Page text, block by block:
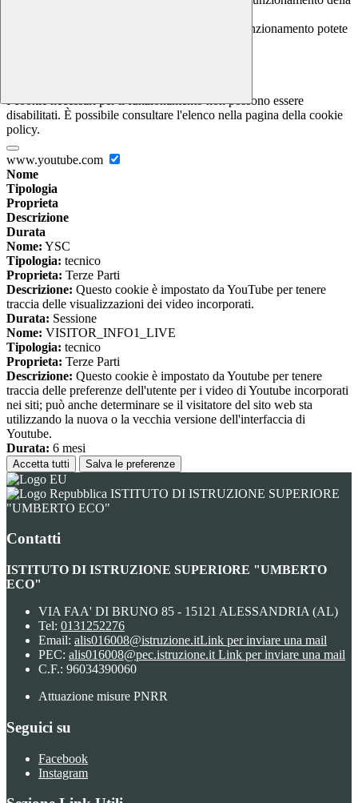
Per conoscere quali sono i cookie necessari al funzionamento potete
I cookie necessari per il funzionamento non possono essere
disabilitati. È possibile consultare l'elenco nella pagina della cookie
policy.
www.youtube.com
Nome
Tipologia
Proprieta
Descrizione
Durata
Nome: YSC
Tipologia: tecnico
Proprieta: Terze Parti
Descrizione: Questo cookie è impostato da YouTube per tenere
traccia delle visualizzazioni dei video incorporati.
Durata: Sessione
Nome: VISITOR_INFO1_LIVE
Tipologia: tecnico
Proprieta: Terze Parti
Descrizione: Questo cookie è impostato da Youtube per tenere
traccia delle preferenze dell'utente per i video di Youtube incorporati
nei siti; può anche determinare se il visitatore del sito web sta
utilizzando la nuova o la vecchia versione dell'interfaccia di
Youtube.
Durata: 6 mesi
Accetta tutti Salva le preferenze
ISTITUTO DI ISTRUZIONE SUPERIORE
"UMBERTO ECO"
Contatti
ISTITUTO DI ISTRUZIONE SUPERIORE "UMBERTO
ECO"
VIA FAA' DI BRUNO 85 - 15121 ALESSANDRIA (AL)
Tel: 0131252276
Email: alis016008@istruzione.itLink per inviare una mail
PEC: alis016008@pec.istruzione.it Link per inviare una mail
C.F.: 96034390060
Attuazione misure PNRR
Seguici su
Facebook
Instagram